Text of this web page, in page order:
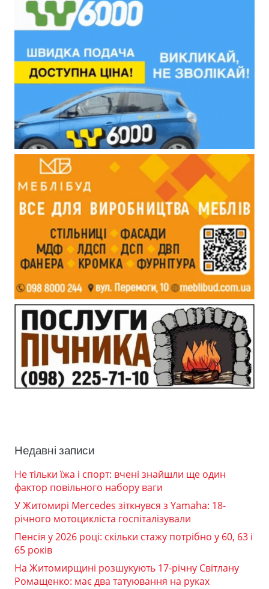
Недавні записи
Не тільки їжа і спорт: вчені знайшли ще один
фактор повільного набору ваги
У Житомирі Mercedes зіткнувся з Yamaha: 18-
річного мотоцикліста госпіталізували
Пенсія у 2026 році: скільки стажу потрібно у 60, 63 і
65 років
На Житомирщині розшукують 17-річну Світлану
Ромащенко: має два татуювання на руках